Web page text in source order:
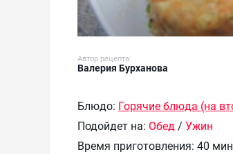
Автор рецепта:
Валерия Бурханова
Блюдо: Горячие блюда (на
Подойдет на: Обед/ Ужин
Время приготовления: 40